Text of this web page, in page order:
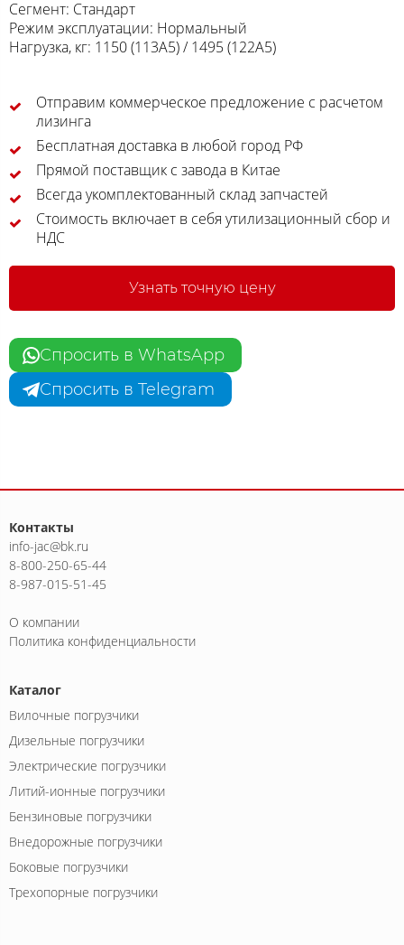
Сегмент: Стандарт
Режим эксплуатации: Нормальный
Нагрузка, кг: 1150 (113A5) / 1495 (122A5)
Отправим коммерческое предложение с расчетом
лизинга
Бесплатная доставка в любой город РФ
Прямой поставщик с завода в Китае
Всегда укомплектованный склад запчастей
Стоимость включает в себя утилизационный сбор и
НДС
Узнать точную цену
Спросить в WhatsApp
Спросить в Telegram
Контакты
info-jac@bk.ru
8-800-250-65-44
8-987-015-51-45
О компании
Политика конфиденциальности
Каталог
Вилочные погрузчики
Дизельные погрузчики
Электрические погрузчики
Литий-ионные погрузчики
Бензиновые погрузчики
Внедорожные погрузчики
Боковые погрузчики
Трехопорные погрузчики